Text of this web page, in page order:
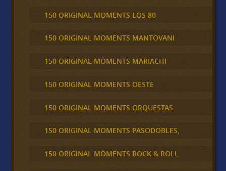
150 ORIGINAL MOMENTS LOS 80
150 ORIGINAL MOMENTS MANTOVANI
150 ORIGINAL MOMENTS MARIACHI
150 ORIGINAL MOMENTS OESTE
150 ORIGINAL MOMENTS ORQUESTAS
150 ORIGINAL MOMENTS PASODOBLES,
150 ORIGINAL MOMENTS ROCK & ROLL